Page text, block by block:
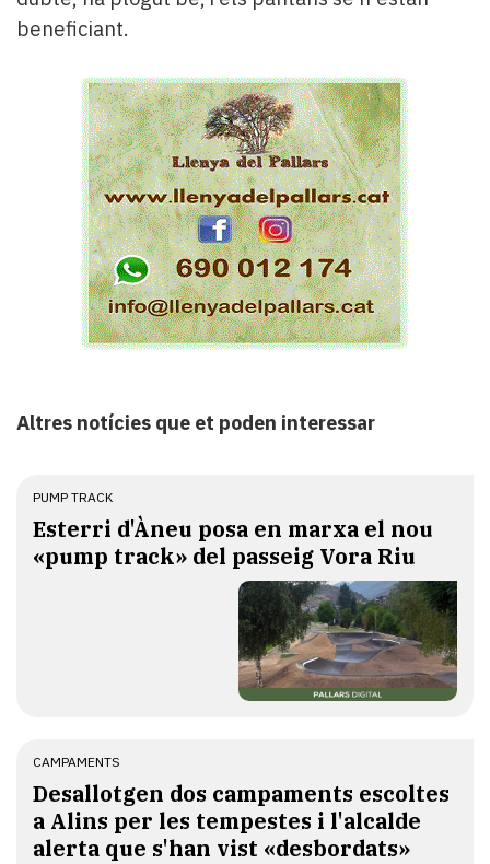
beneficiant.
Altres notícies que et poden interessar
PUMP TRACK
Esterri d'Àneu posa en marxa el nou
«pump track» del passeig Vora Riu
CAMPAMENTS
​Desallotgen dos campaments escoltes
a Alins per les tempestes i l'alcalde
alerta que s'han vist «desbordats»